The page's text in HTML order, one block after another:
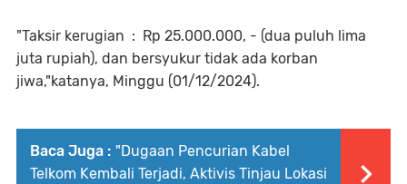
"Taksir kerugian : Rp 25.000.000, - (dua puluh lima
juta rupiah), dan bersyukur tidak ada korban
jiwa,"katanya, Minggu (01/12/2024).
Baca Juga : "Dugaan Pencurian Kabel
Telkom Kembali Terjadi, Aktivis Tinjau Lokasi